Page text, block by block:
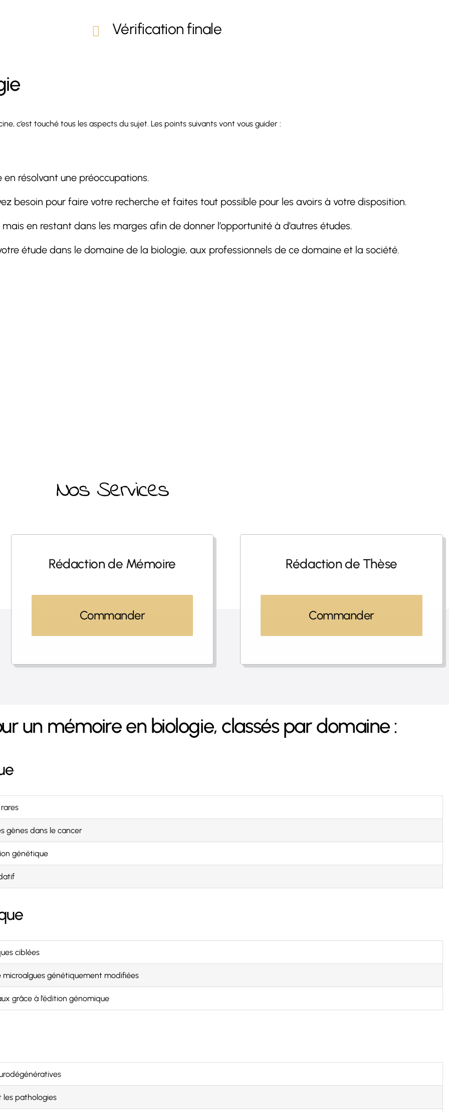
Vérification finale
c’est touché tous les aspects du sujet. Les points suivants vont vous guider :
résolvant une préoccupations.
besoin pour faire votre recherche et faites tout possible pour les avoirs à votre disposition.
en restant dans les marges afin de donner l’opportunité à d’autres études.
étude dans le domaine de la biologie, aux professionnels de ce domaine et la société.
Nos Services
Rédaction de Mémoire
Commander
Rédaction de Thèse
Commander
un mémoire en biologie, classés par domaine :
gènes dans le cancer
génétique
ciblées
génétiquement modifiées
grâce à l’édition génomique
les pathologies